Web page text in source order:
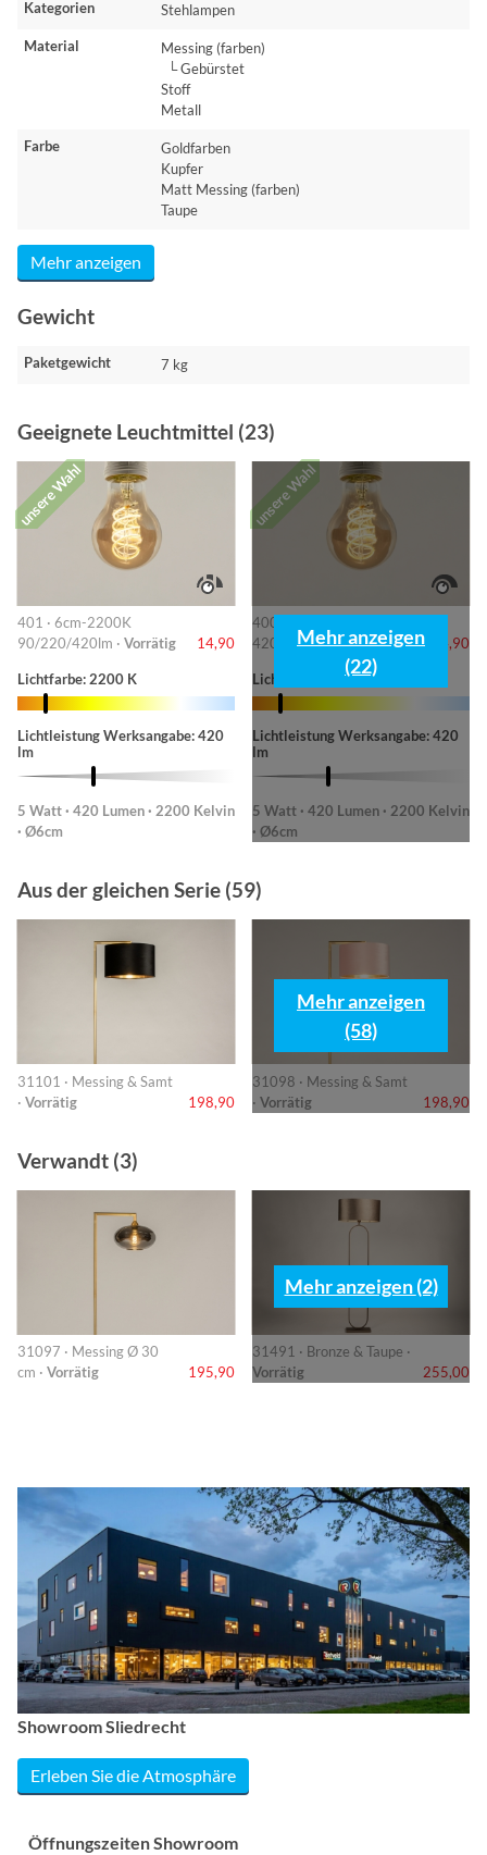
Kategorien Stehlampen
Material
Messing (farben)
└ Gebürstet
Stoff
Metall
Farbe
Goldfarben
Kupfer
Matt Messing (farben)
Taupe
Mehr anzeigen
Gewicht
Paketgewicht 7 kg
Geeignete Leuchtmittel (23)
unsere Wahl
401 · 6cm-2200K
90/220/420lm · Vorrätig 14,90
Lichtfarbe: 2200 K
Lichtleistung Werksangabe: 420
lm
5 Watt · 420 Lumen · 2200 Kelvin
· Ø6cm
unsere Wahl
400 · Ø 6 cm - 2200K
420lm ·Vorrätig 14,90
Lichtfarbe: 2200 K
Lichtleistung Werksangabe: 420
lm
5 Watt · 420 Lumen · 2200 Kelvin
· Ø6cm
Mehr anzeigen
(22)
Aus der gleichen Serie (59)
31101 · Messing & Samt
· Vorrätig 198,90
31098 · Messing & Samt
· Vorrätig 198,90
Mehr anzeigen
(58)
Verwandt (3)
31097 · Messing Ø 30
cm · Vorrätig 195,90
31491 · Bronze & Taupe ·
Vorrätig
255,00
Mehr anzeigen (2)
Showroom Sliedrecht
Erleben Sie die Atmosphäre
Öffnungszeiten Showroom